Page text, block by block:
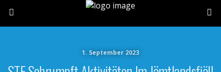
1. September 2023